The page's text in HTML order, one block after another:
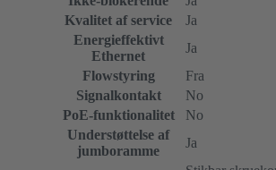
Kvalitet af service
Ja
Energieffektivt
Ethernet
Ja
Flowstyring
Fra
Signalkontakt
No
PoE-funktionalitet
No
Understøttelse af
jumboramme
Ja